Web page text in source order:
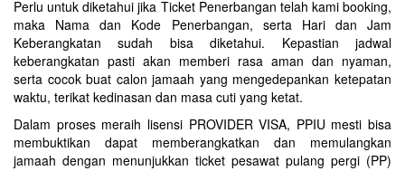
Perlu untuk diketahui jika Ticket Penerbangan telah kami booking,
maka Nama dan Kode Penerbangan, serta Hari dan Jam
Keberangkatan sudah bisa diketahui. Kepastian jadwal
keberangkatan pasti akan memberi rasa aman dan nyaman,
serta cocok buat calon jamaah yang mengedepankan ketepatan
waktu, terikat kedinasan dan masa cuti yang ketat.
Dalam proses meraih lisensi PROVIDER VISA, PPIU mesti bisa
membuktikan dapat memberangkatkan dan memulangkan
jamaah dengan menunjukkan ticket pesawat pulang pergi (PP)